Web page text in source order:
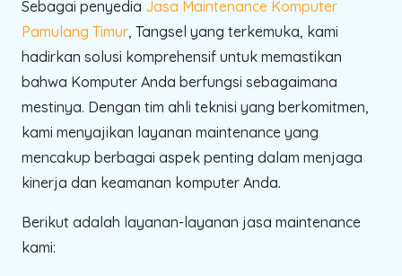
Sebagai penyedia Jasa Maintenance Komputer
Pamulang Timur, Tangsel yang terkemuka, kami
hadirkan solusi komprehensif untuk memastikan
bahwa Komputer Anda berfungsi sebagaimana
mestinya. Dengan tim ahli teknisi yang berkomitmen,
kami menyajikan layanan maintenance yang
mencakup berbagai aspek penting dalam menjaga
kinerja dan keamanan komputer Anda.
Berikut adalah layanan-layanan jasa maintenance
kami: